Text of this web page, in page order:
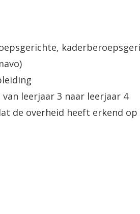
leerjaar 3 naar leerjaar 4
de overheid heeft erkend op